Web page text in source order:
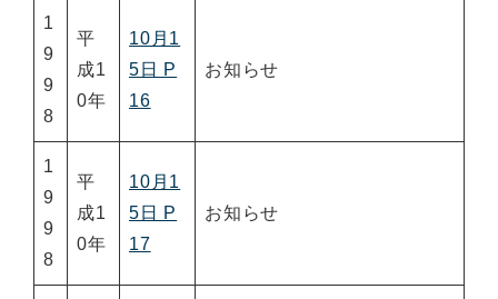
1
9
9
8
平
成1
0年
10月1
5日 P
16
お知らせ
1
9
9
8
平
成1
0年
10月1
5日 P
17
お知らせ